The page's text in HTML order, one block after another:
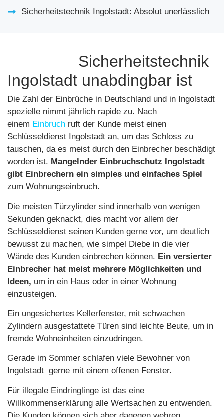
Sicherheitstechnik Ingolstadt: Absolut unerlässlich
Sicherheitstechnik
Ingolstadt unabdingbar ist
Die Zahl der Einbrüche in Deutschland und in Ingolstadt
spezielle nimmt jährlich rapide zu. Nach
einem Einbruch ruft der Kunde meist einen
Schlüsseldienst Ingolstadt an, um das Schloss zu
tauschen, da es meist durch den Einbrecher beschädigt
worden ist. Mangelnder Einbruchschutz Ingolstadt
gibt Einbrechern ein simples und einfaches Spiel
zum Wohnungseinbruch.
Die meisten Türzylinder sind innerhalb von wenigen
Sekunden geknackt, dies macht vor allem der
Schlüsseldienst seinen Kunden gerne vor, um deutlich
bewusst zu machen, wie simpel Diebe in die vier
Wände des Kunden einbrechen können. Ein versierter
Einbrecher hat meist mehrere Möglichkeiten und
Ideen, um in ein Haus oder in einer Wohnung
einzusteigen.
Ein ungesichertes Kellerfenster, mit schwachen
Zylindern ausgestattete Türen sind leichte Beute, um in
fremde Wohneinheiten einzudringen.
Gerade im Sommer schlafen viele Bewohner von
Ingolstadt gerne mit einem offenen Fenster.
Für illegale Eindringlinge ist das eine
Willkommenserklärung alle Wertsachen zu entwenden.